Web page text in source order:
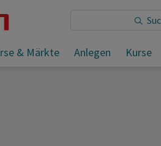
& Märkte Anlegen Kurse